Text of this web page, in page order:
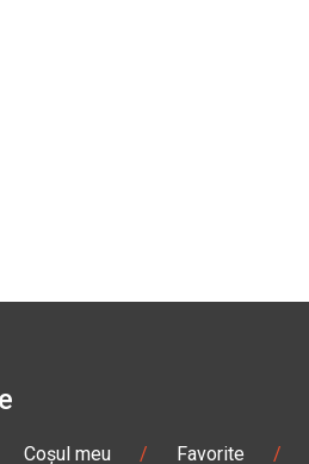
Coșul meu / Favorite /